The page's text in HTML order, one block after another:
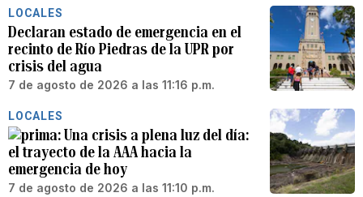
LOCALES
Declaran estado de emergencia en el
recinto de Río Piedras de la UPR por
crisis del agua
7 de agosto de 2026 a las 11:16 p.m.
LOCALES
Una crisis a plena luz del día:
el trayecto de la AAA hacia la
emergencia de hoy
7 de agosto de 2026 a las 11:10 p.m.